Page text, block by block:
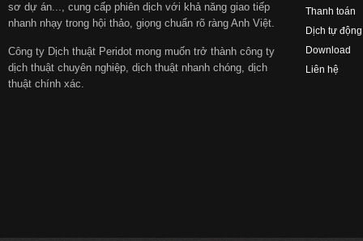
sơ dự án..., cung cấp phiên dịch với khả năng giao tiếp
nhanh nhạy trong hội thảo, giọng chuẩn rõ ràng Anh Việt.
Công ty Dịch thuật Peridot mong muốn trở thành công ty
dịch thuật chuyên nghiệp, dịch thuật nhanh chóng, dịch
thuật chính xác.
Thanh toán
Dịch tự động
Download
Liên hệ